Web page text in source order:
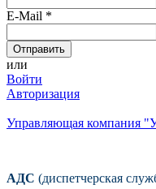
E-Mail *
или
Войти
Авторизация
Управляющая компания
АДС (диспетчерская